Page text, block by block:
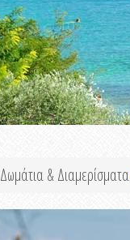
Δωμάτια & Διαμερίσματα